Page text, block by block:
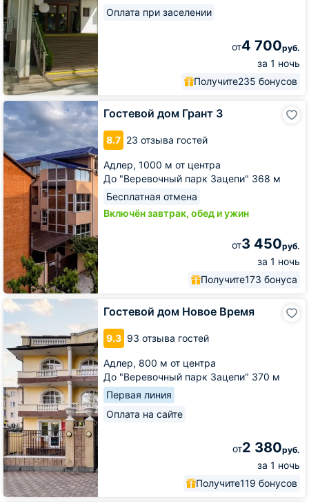
Оплата при заселении
от4 700руб.
за 1 ночь
Получите235 бонусов
Гостевой дом Грант 3
8.7 23 отзыва гостей
Адлер, 1000 м от центра
До "Веревочный парк Зацепи" 368 м
Бесплатная отмена
Включён завтрак, обед и ужин
от3 450руб.
за 1 ночь
Получите173 бонуса
Гостевой
дом
Грант
Гостевой дом Новое Время
9.3 93 отзыва гостей
Адлер, 800 м от центра
До "Веревочный парк Зацепи" 370 м
Первая линия
Оплата на сайте
от2 380руб.
за 1 ночь
Получите119 бонусов
Гостевой
Новое
Время